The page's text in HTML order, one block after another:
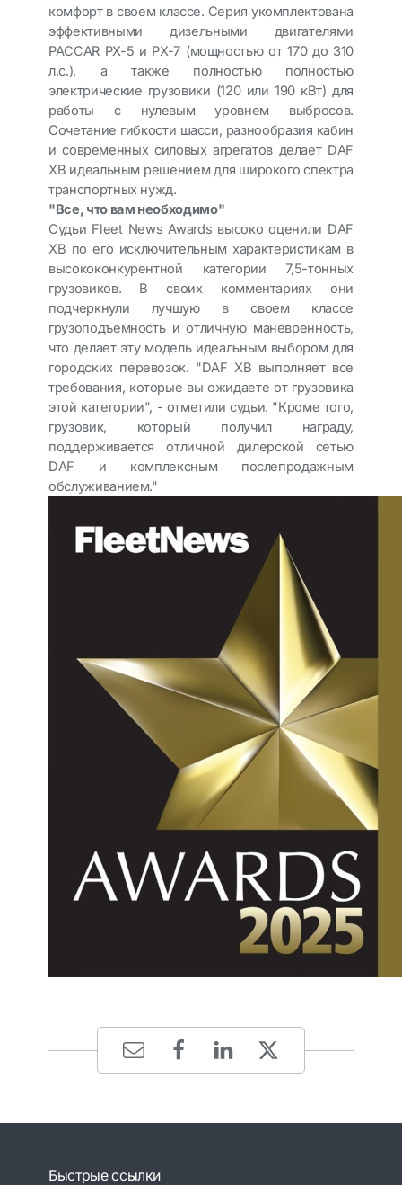
комфорт в своем классе. Серия укомплектована
эффективными дизельными двигателями
PACCAR PX-5 и PX-7 (мощностью от 170 до 310
л.с.), а также полностью полностью
электрические грузовики (120 или 190 кВт) для
работы с нулевым уровнем выбросов.
Сочетание гибкости шасси, разнообразия кабин
и современных силовых агрегатов делает DAF
XB идеальным решением для широкого спектра
транспортных нужд.
"Все, что вам необходимо"
Судьи Fleet News Awards высоко оценили DAF
XB по его исключительным характеристикам в
высококонкурентной категории 7,5-тонных
грузовиков. В своих комментариях они
подчеркнули лучшую в своем классе
грузоподъемность и отличную маневренность,
что делает эту модель идеальным выбором для
городских перевозок. "DAF XB выполняет все
требования, которые вы ожидаете от грузовика
этой категории", - отметили судьи. "Кроме того,
грузовик, который получил награду,
поддерживается отличной дилерской сетью
DAF и комплексным послепродажным
обслуживанием."
Быстрые ссылки